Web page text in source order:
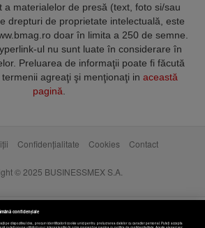
a materialelor de presă (text, foto si/sau
drepturi de proprietate intelectuală, este
doar în limita a 250 de semne.
ul nu sunt luate în considerare în
Preluarea de informaţii poate fi făcută
agreaţi şi menţionaţi in această
pagină
Confidențialitate Cookies Contact
© 2025 BUSINESSMEX S.A.
confidențiale
pe dispozitivul dvs., precum identificatorii cookie unici pentru prelucrarea datelor cu caracter personal. Puteți accepta
vă puteți opune utilizării unui interes legitim în orice moment pe pagina cu politica de confidențialitate. Aceste alegeri vor